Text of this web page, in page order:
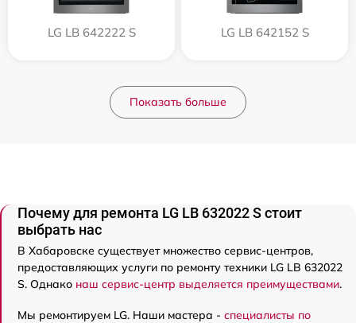
LG LB 642222 S LG LB 642152 S
Показать больше
Почему для ремонта LG LB 632022 S стоит
выбрать нас
В Хабаровске существует множество сервис-центров,
предоставляющих услуги по ремонту техники LG LB 632022
S. Однако наш сервис-центр выделяется преимуществами.
Мы ремонтируем LG. Наши мастера - специалисты по